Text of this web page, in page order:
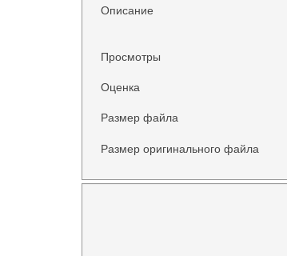
Описание
Просмотры
Оценка
Размер файла
Размер оригинального файла